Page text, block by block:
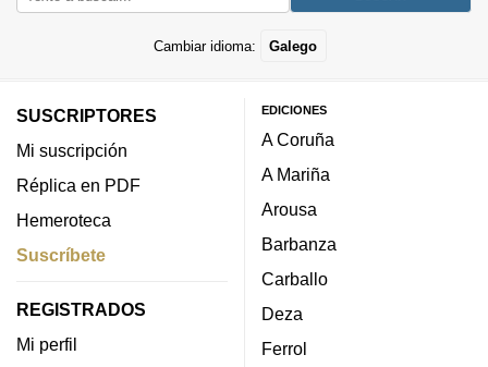
Cambiar idioma: Galego
SUSCRIPTORES
Mi suscripción
Réplica en PDF
Hemeroteca
Suscríbete
REGISTRADOS
Mi perfil
EDICIONES
A Coruña
A Mariña
Arousa
Barbanza
Carballo
Deza
Ferrol